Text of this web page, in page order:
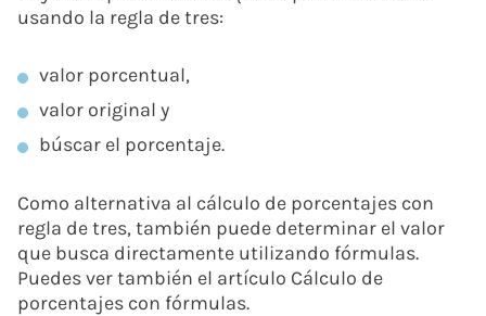
usando la regla de tres:
valor porcentual,
valor original y
búscar el porcentaje.
Como alternativa al cálculo de porcentajes con
regla de tres, también puede determinar el valor
que busca directamente utilizando fórmulas.
Puedes ver también el artículo Cálculo de
porcentajes con fórmulas.